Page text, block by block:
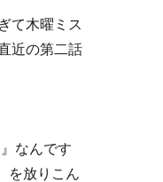
て木曜ミス
近の第二話
なんです
を放りこん